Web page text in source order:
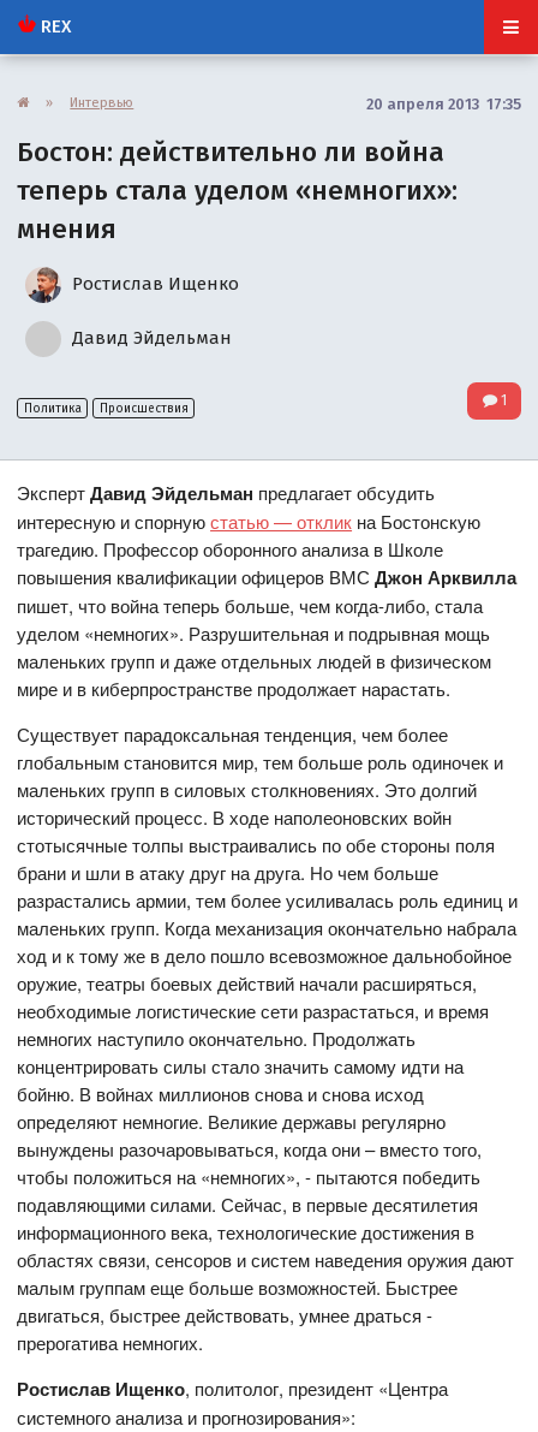
REX
» Интервью 20 апреля 2013 17:35
Бостон: действительно ли война
теперь стала уделом «немногих»:
мнения
Ростислав Ищенко
Давид Эйдельман
Политика Происшествия 1
ЭкспертДавид Эйдельман предлагает обсудить
интересную и спорнуюстатью — отклик на Бостонскую
трагедию. Профессор оборонного анализа в Школе
повышения квалификации офицеров ВМСДжон Арквилла
пишет, что война теперь больше, чем когда-либо, стала
уделом «немногих». Разрушительная и подрывная мощь
маленьких групп и даже отдельных людей в физическом
мире и в киберпространстве продолжает нарастать.
Существует парадоксальная тенденция, чем более
глобальным становится мир, тем больше роль одиночек и
маленьких групп в силовых столкновениях. Это долгий
исторический процесс. В ходе наполеоновских войн
стотысячные толпы выстраивались по обе стороны поля
брани и шли в атаку друг на друга. Но чем больше
разрастались армии, тем более усиливалась роль единиц и
маленьких групп. Когда механизация окончательно набрала
ход и к тому же в дело пошло всевозможное дальнобойное
оружие, театры боевых действий начали расширяться,
необходимые логистические сети разрастаться, и время
немногих наступило окончательно. Продолжать
концентрировать силы стало значить самому идти на
бойню. В войнах миллионов снова и снова исход
определяют немногие. Великие державы регулярно
вынуждены разочаровываться, когда они – вместо того,
чтобы положиться на «немногих», - пытаются победить
подавляющими силами. Сейчас, в первые десятилетия
информационного века, технологические достижения в
областях связи, сенсоров и систем наведения оружия дают
малым группам еще больше возможностей. Быстрее
двигаться, быстрее действовать, умнее драться -
прерогатива немногих.
Ростислав Ищенко, политолог, президент «Центра
системного анализа и прогнозирования»: